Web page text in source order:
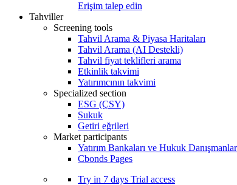
Erişim talep edin
Tahviller
Screening tools
Tahvil Arama & Piyasa Haritaları
Tahvil Arama (AI Destekli)
Tahvil fiyat teklifleri arama
Etkinlik takvimi
Yatırımcının takvimi
Specialized section
ESG (ÇSY)
Sukuk
Getiri eğrileri
Market participants
Yatırım Bankaları ve Hukuk
Cbonds Pages
Try in 7 days Trial access